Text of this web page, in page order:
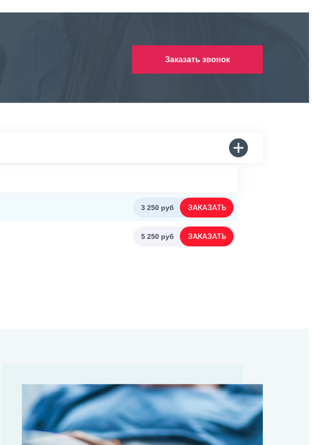
Заказать звонок
3 250 руб ЗАКАЗАТЬ
5 250 руб ЗАКАЗАТЬ